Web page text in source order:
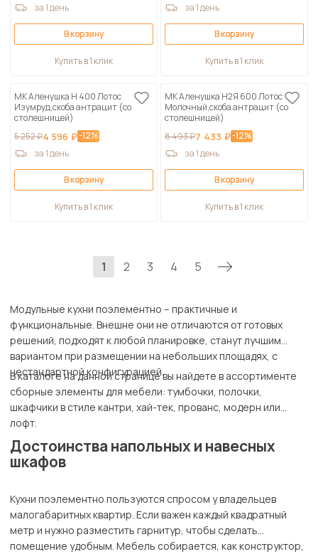
за 1 день
В корзину
Купить в 1 клик
за 1 день
В корзину
Купить в 1 клик
МК Аленушка Н 400 Лотос
Изумруд,скоба антрацит (со
столешницей)
5 252 ₽4 596 ₽-12%
за 1 день
В корзину
Купить в 1 клик
МК Аленушка Н2Я 600 Лотос
Молочный,скоба антрацит (со
столешницей)
8 493 ₽7 433 ₽-12%
за 1 день
В корзину
Купить в 1 клик
1 2 3 4 5
Модульные кухни поэлементно – практичные и
функциональные. Внешне они не отличаются от готовых
решений, подходят к любой планировке, станут лучшим
вариантом при размещении на небольших площадях, с
нестандартной конфигурацией.
В каталоге на данной странице вы найдете в ассортименте
сборные элементы для мебели: тумбочки, полочки,
шкафчики в стиле кантри, хай-тек, прованс, модерн или
лофт.
Достоинства напольных и навесных
шкафов
Кухни поэлементно пользуются спросом у владельцев
малогабаритных квартир. Если важен каждый квадратный
метр и нужно разместить гарнитур, чтобы сделать
помещение удобным. Мебель собирается, как конструктор,